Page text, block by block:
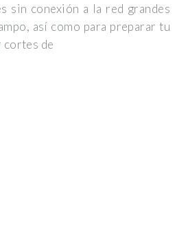
sin conexión a la red grandes
así como para preparar tu
cortes de